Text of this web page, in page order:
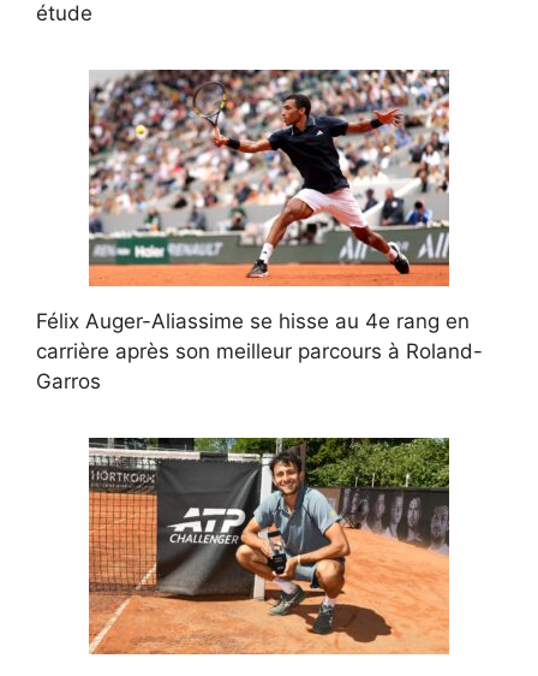
étude
Félix Auger-Aliassime se hisse au 4e rang en
carrière après son meilleur parcours à Roland-
Garros